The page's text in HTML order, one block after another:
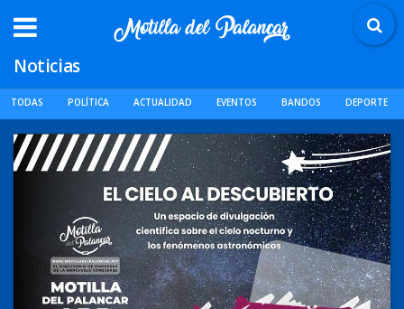
Noticias
TODAS POLÍTICA ACTUALIDAD EVENTOS BANDOS DEPORTE